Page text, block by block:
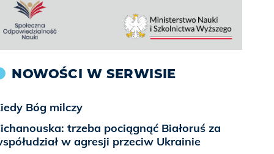
NOWOŚCI W SERWISIE
Bóg milczy
trzeba pociągnąć Białoruś za
w agresji przeciw Ukrainie